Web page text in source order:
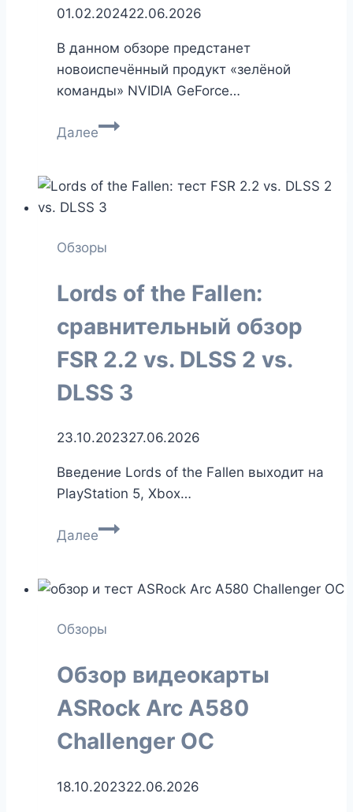
01.02.202422.06.2026
В данном обзоре предстанет
новоиспечённый продукт «зелёной
команды» NVIDIA GeForce…
ДалееNVIDIA
4080
Super
Edition
экономит
Обзоры
Lords of the Fallen:
сравнительный обзор
FSR 2.2 vs. DLSS 2 vs.
DLSS 3
23.10.202327.06.2026
Введение Lords of the Fallen выходит на
PlayStation 5, Xbox…
ДалееLords
Fallen:
обзор
2.2
vs.
DLSS
2
DLSS
Обзоры
Обзор видеокарты
ASRock Arc A580
Challenger OC
18.10.202322.06.2026